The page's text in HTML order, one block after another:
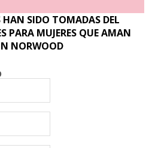
HAN SIDO TOMADAS DEL
PARA MUJERES QUE AMAN
NORWOOD